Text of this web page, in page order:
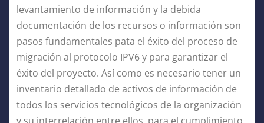
levantamiento de información y la debida
documentación de los recursos o información son
pasos fundamentales pata el éxito del proceso de
migración al protocolo IPV6 y para garantizar el
éxito del proyecto. Así como es necesario tener un
inventario detallado de activos de información de
todos los servicios tecnológicos de la organización